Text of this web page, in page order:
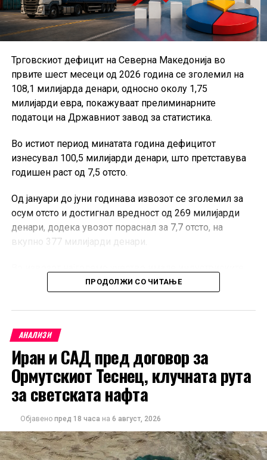
Трговскиот дефицит на Северна Македонија во
првите шест месеци од 2026 година се зголемил на
108,1 милијарда денари, односно околу 1,75
милијарди евра, покажуваат прелиминарните
податоци на Државниот завод за статистика.
Во истиот период минатата година дефицитот
изнесувал 100,5 милијарди денари, што претставува
годишен раст од 7,5 отсто.
Од јануари до јуни годинава извозот се зголемил за
осум отсто и достигнал вредност од 269 милијарди
денари, додека увозот пораснал за 7,7 отсто, на
вкупно 377 милијарди денари.
производи со повисока вредност, меѓу кои
проводници за возила и специјализирани делови за
Најзастапени во увозот биле необработените метали
од платинската група, преработените нафтени масла и
патничките автомобили.
Најзначајни трговски партнери на Северна Македонија
во првото полугодие биле Германија, Велика
Британија и Кина.
ПРОДОЛЖИ СО ЧИТАЊЕ
АНАЛИЗИ
Иран и САД пред договор за
Ормутскиот Теснец, клучната рута
за светската нафта
Објавено пред 18 часа на 6 август, 2026